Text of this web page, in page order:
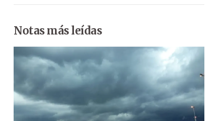
Notas más leídas